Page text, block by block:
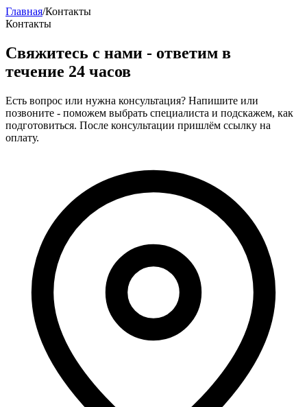
Главная/Контакты
Контакты
Свяжитесь с нами - ответим в
течение 24 часов
Есть вопрос или нужна консультация? Напишите или
позвоните - поможем выбрать специалиста и подскажем, как
подготовиться. После консультации пришлём ссылку на
оплату.